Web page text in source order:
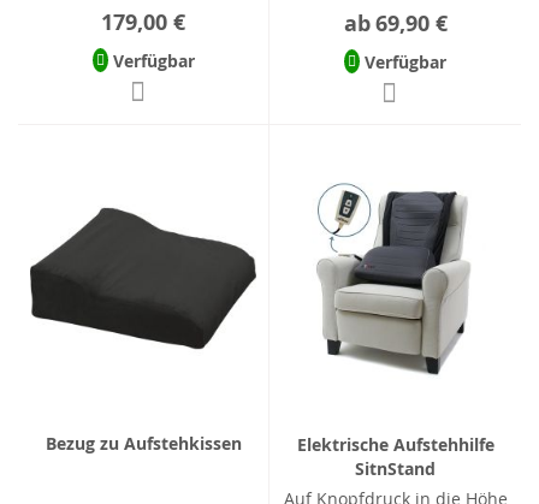
179,00 €
Verfügbar
ab69,90 €
Verfügbar
Bezug zu Aufstehkissen
Elektrische Aufstehhilfe
SitnStand
Auf Knopfdruck in die Höhe